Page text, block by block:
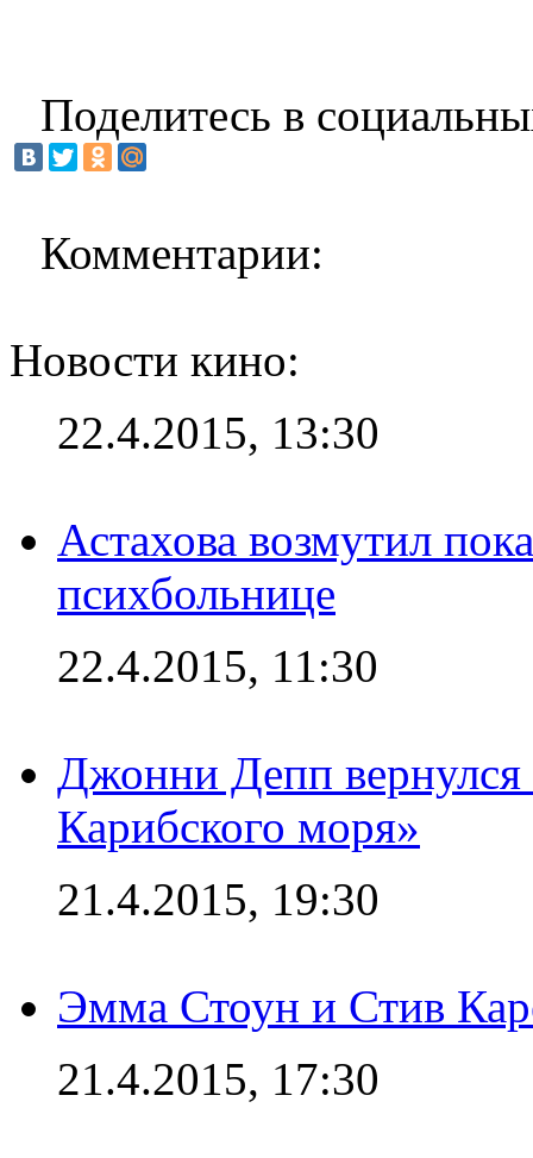
Поделитесь в
Комментарии:
Новости кино:
22.4.2015, 13:30
Астахова возмутил
психбольнице
22.4.2015, 11:30
Джонни Депп
Карибского моря»
21.4.2015, 19:30
Эмма Стоун и Стив
21.4.2015, 17:30